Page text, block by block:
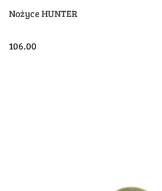
Nożyce HUNTER
106.00